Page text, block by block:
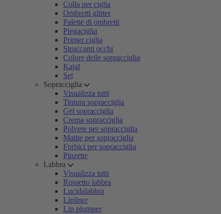
Colla per ciglia
Ombretti glitter
Palette di ombretti
Piegaciglia
Primer ciglia
Struccanti occhi
Colore delle sopracciglia
Kajal
Set
Sopracciglia
Visualizza tutti
Tintura sopracciglia
Gel sopracciglia
Crema sopracciglia
Polvere per sopracciglia
Matite per sopracciglia
Forbici per sopracciglia
Pinzette
Labbra
Visualizza tutti
Rossetto labbra
Lucidalabbra
Lipliner
Lip plumper